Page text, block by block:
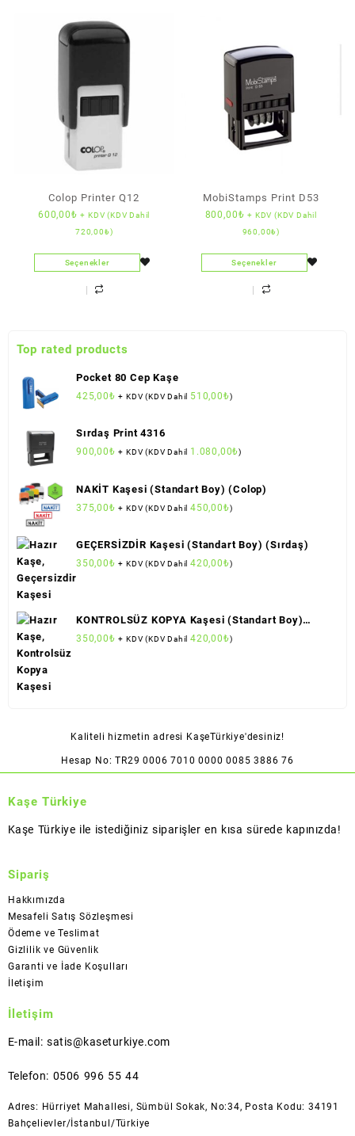
Colop Printer Q12
600,00₺ + KDV (KDV Dahil
720,00₺)
Seçenekler
MobiStamps Print D53
800,00₺ + KDV (KDV Dahil
960,00₺)
Seçenekler
Top rated products
Pocket 80 Cep Kaşe
425,00₺ + KDV (KDV Dahil 510,00₺)
Sırdaş Print 4316
900,00₺ + KDV (KDV Dahil 1.080,00₺)
NAKİT Kaşesi (Standart Boy) (Colop)
375,00₺ + KDV (KDV Dahil450,00₺)
GEÇERSİZDİR Kaşesi (Standart Boy) (Sırdaş)
350,00₺ + KDV (KDV Dahil420,00₺)
KONTROLSÜZ KOPYA Kaşesi (Standart Boy)
(Sırdaş)
350,00₺ + KDV (KDV Dahil420,00₺)
Kaliteli hizmetin adresi KaşeTürkiye'desiniz!
Hesap No: TR29 0006 7010 0000 0085 3886 76
Kaşe Türkiye
Kaşe Türkiye ile istediğiniz siparişler en kısa sürede kapınızda!
Sipariş
Hakkımızda
Mesafeli Satış Sözleşmesi
Ödeme ve Teslimat
Gizlilik ve Güvenlik
Garanti ve İade Koşulları
İletişim
İletişim
E-mail: satis@kaseturkiye.com
Telefon: 0506 996 55 44
Adres: Hürriyet Mahallesi, Sümbül Sokak, No:34, Posta Kodu: 34191
Bahçelievler/İstanbul/Türkiye